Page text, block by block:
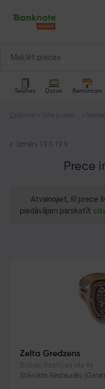
Telefoni Datori Remontam
Sākums
Zelta juvelierizs
Gredzeni
Izmērs 19.0-19.9
Prece
Atvainojiet, šī prece
piedāvājam parskatīt
Zelta Gredzens
Dobele, Baznīcas iela 4a
Stāvoklis Restaurēts